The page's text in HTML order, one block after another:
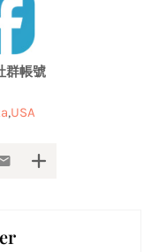
群帳號
USA